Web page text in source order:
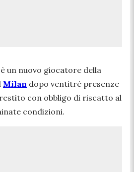
è un nuovo giocatore della
Milan dopo ventitré presenze
con obbligo di riscatto al
condizioni.